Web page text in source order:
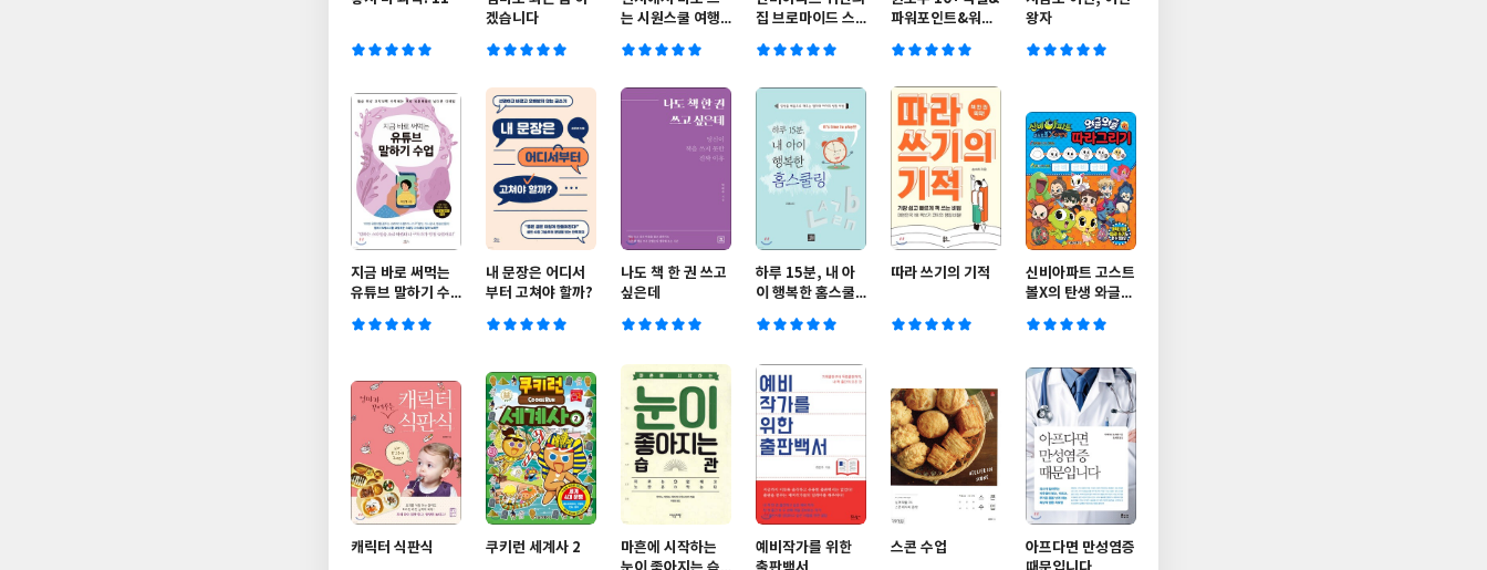
겠습니다
는 시원스쿨 여행
집 브로마이드 스
파워포인트&워드
정 따라하기
왕자
지금 바로 써먹는
유튜브 말하기 수
내 문장은 어디서
부터 고쳐야 할까?
나도 책 한 권 쓰고
싶은데
하루 15분, 내 아
이 행복한 홈스쿨
따라 쓰기의 기적
신비아파트 고스트
볼X의 탄생 와글와
캐릭터 식판식 쿠키런 세계사 2
마흔에 시작하는
예비작가를 위한
스콘 수업
아프다면 만성염증